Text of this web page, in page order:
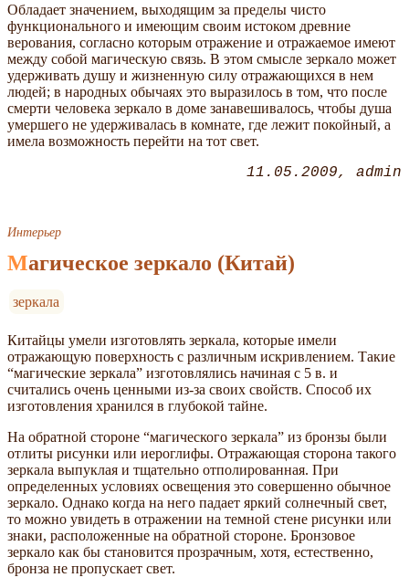
Обладает значением, выходящим за пределы чисто
функционального и имеющим своим истоком древние
верования, согласно которым отражение и отражаемое имеют
между собой магическую связь. В этом смысле зеркало может
удерживать душу и жизненную силу отражающихся в нем
людей; в народных обычаях это выразилось в том, что после
смерти человека зеркало в доме занавешивалось, чтобы душа
умершего не удерживалась в комнате, где лежит покойный, а
имела возможность перейти на тот свет.
11.05.2009 admin
Интерьер
Магическое зеркало (Китай)
зеркала
Китайцы умели изготовлять зеркала, которые имели
отражающую поверхность с различным искривлением. Такие
“магические зеркала” изготовлялись начиная с 5 в. и
считались очень ценными из-за своих свойств. Способ их
изготовления хранился в глубокой тайне.
На обратной стороне “магического зеркала” из бронзы были
отлиты рисунки или иероглифы. Отражающая сторона такого
зеркала выпуклая и тщательно отполированная. При
определенных условиях освещения это совершенно обычное
зеркало. Однако когда на него падает яркий солнечный свет,
то можно увидеть в отражении на темной стене рисунки или
знаки, расположенные на обратной стороне. Бронзовое
зеркало как бы становится прозрачным, хотя, естественно,
бронза не пропускает свет.